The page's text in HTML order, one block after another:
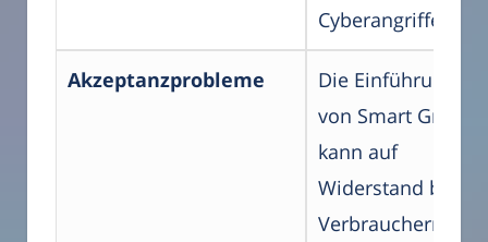
Cyberangriffe.
Akzeptanzprobleme
Die Einführung
von Smart Grids
kann auf
Widerstand bei
Verbrauchern